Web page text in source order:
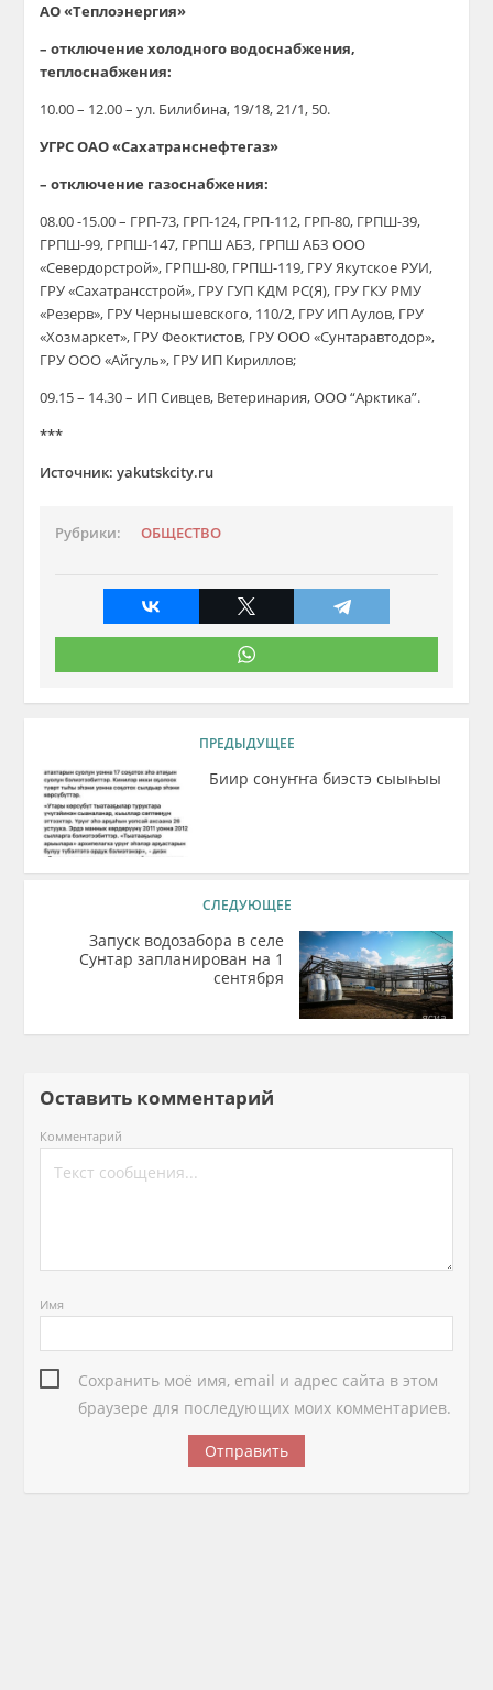
АО «Теплоэнергия»
– отключение холодного водоснабжения,
теплоснабжения:
10.00 – 12.00 – ул. Билибина, 19/18, 21/1, 50.
УГРС ОАО «Сахатранснефтегаз»
– отключение газоснабжения:
08.00 -15.00 – ГРП-73, ГРП-124, ГРП-112, ГРП-80, ГРПШ-39,
ГРПШ-99, ГРПШ-147, ГРПШ АБЗ, ГРПШ АБЗ ООО
«Севердорстрой», ГРПШ-80, ГРПШ-119, ГРУ Якутское РУИ,
ГРУ «Сахатрансстрой», ГРУ ГУП КДМ РС(Я), ГРУ ГКУ РМУ
«Резерв», ГРУ Чернышевского, 110/2, ГРУ ИП Аулов, ГРУ
«Хозмаркет», ГРУ Феоктистов, ГРУ ООО «Сунтаравтодор»,
ГРУ ООО «Айгуль», ГРУ ИП Кириллов;
09.15 – 14.30 – ИП Сивцев, Ветеринария, ООО “Арктика”.
***
Источник: yakutskcity.ru
Рубрики: ОБЩЕСТВО
ПРЕДЫДУЩЕЕ
Биир сонуҥҥа биэстэ сыыһыы
СЛЕДУЮЩЕЕ
Запуск водозабора в селе
Сунтар запланирован на 1
сентября
Оставить комментарий
Комментарий
Имя
Сохранить моё имя, email и адрес сайта в этом
браузере для последующих моих комментариев.